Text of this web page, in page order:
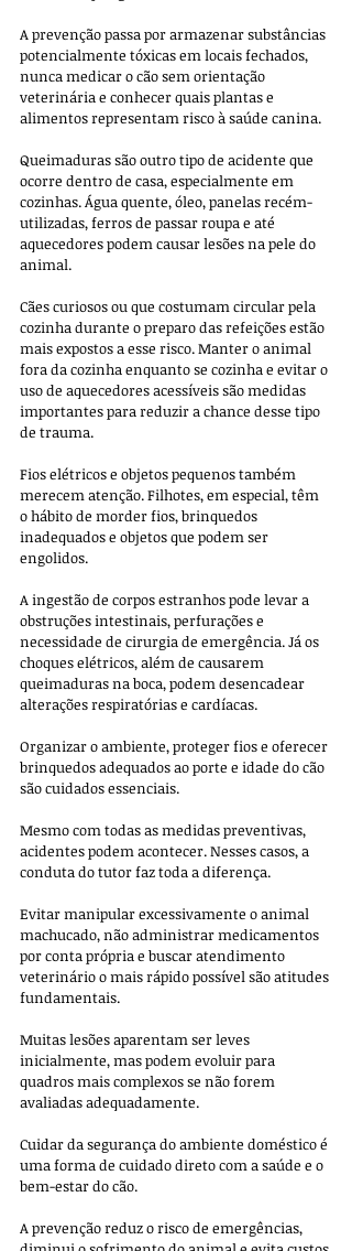
A prevenção passa por armazenar substâncias
potencialmente tóxicas em locais fechados,
nunca medicar o cão sem orientação
veterinária e conhecer quais plantas e
alimentos representam risco à saúde canina.
Queimaduras são outro tipo de acidente que
ocorre dentro de casa, especialmente em
cozinhas. Água quente, óleo, panelas recém-
utilizadas, ferros de passar roupa e até
aquecedores podem causar lesões na pele do
animal.
Cães curiosos ou que costumam circular pela
cozinha durante o preparo das refeições estão
mais expostos a esse risco. Manter o animal
fora da cozinha enquanto se cozinha e evitar o
uso de aquecedores acessíveis são medidas
importantes para reduzir a chance desse tipo
de trauma.
Fios elétricos e objetos pequenos também
merecem atenção. Filhotes, em especial, têm
o hábito de morder fios, brinquedos
inadequados e objetos que podem ser
engolidos.
A ingestão de corpos estranhos pode levar a
obstruções intestinais, perfurações e
necessidade de cirurgia de emergência. Já os
choques elétricos, além de causarem
queimaduras na boca, podem desencadear
alterações respiratórias e cardíacas.
Organizar o ambiente, proteger fios e oferecer
brinquedos adequados ao porte e idade do cão
são cuidados essenciais.
Mesmo com todas as medidas preventivas,
acidentes podem acontecer. Nesses casos, a
conduta do tutor faz toda a diferença.
Evitar manipular excessivamente o animal
machucado, não administrar medicamentos
por conta própria e buscar atendimento
veterinário o mais rápido possível são atitudes
fundamentais.
Muitas lesões aparentam ser leves
inicialmente, mas podem evoluir para
quadros mais complexos se não forem
avaliadas adequadamente.
Cuidar da segurança do ambiente doméstico é
uma forma de cuidado direto com a saúde e o
bem-estar do cão.
A prevenção reduz o risco de emergências,